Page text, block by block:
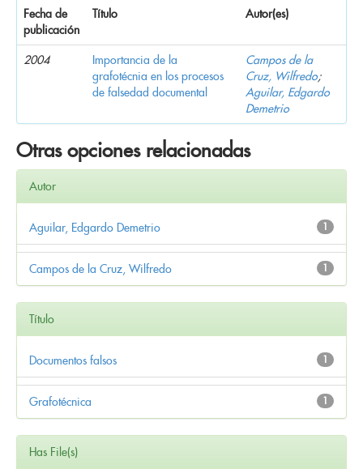
Fecha de
publicación
Título Autor(es)
2004
Importancia de la
grafotécnia en los procesos
de falsedad documental
Campos de la
Cruz, Wilfredo;
Aguilar, Edgardo
Demetrio
Otras opciones relacionadas
Autor
1
Aguilar, Edgardo Demetrio
1
Campos de la Cruz, Wilfredo
Título
1
Documentos falsos
1
Grafotécnica
Has File(s)